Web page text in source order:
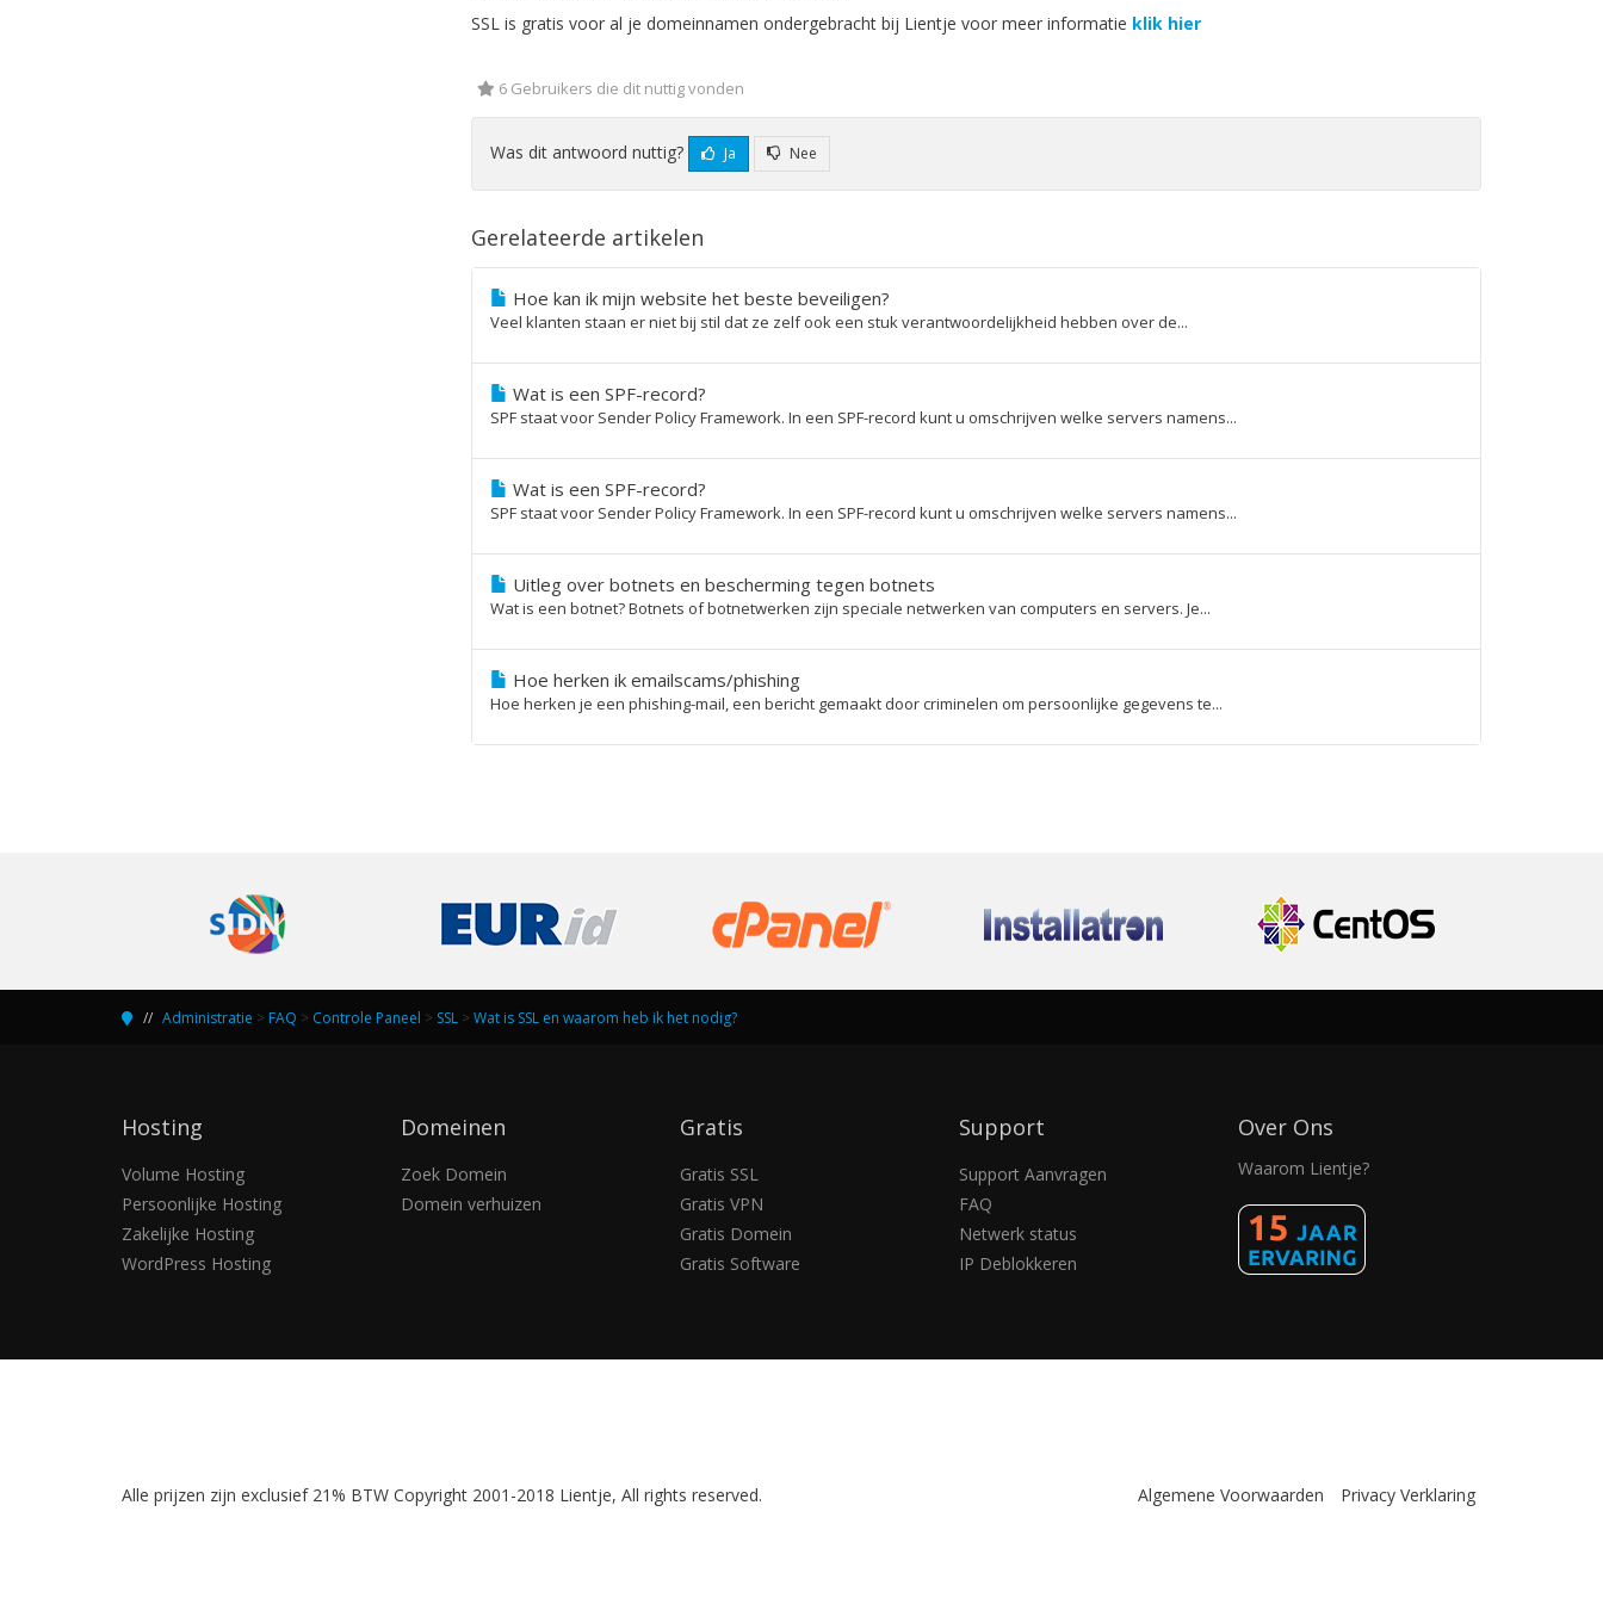
SSL is gratis voor al je domeinnamen ondergebracht bij Lientje voor meer informatie klik hier
6 Gebruikers die dit nuttig vonden
Was dit antwoord nuttig? Ja Nee
Gerelateerde artikelen
Hoe kan ik mijn website het beste beveiligen?
Veel klanten staan er niet bij stil dat ze zelf ook een stuk verantwoordelijkheid hebben over de...
Wat is een SPF-record?
SPF staat voor Sender Policy Framework. In een SPF-record kunt u omschrijven welke servers namens...
Wat is een SPF-record?
SPF staat voor Sender Policy Framework. In een SPF-record kunt u omschrijven welke servers namens...
Uitleg over botnets en bescherming tegen botnets
Wat is een botnet? Botnets of botnetwerken zijn speciale netwerken van computers en servers. Je...
Hoe herken ik emailscams/phishing
Hoe herken je een phishing-mail, een bericht gemaakt door criminelen om persoonlijke gegevens te...
Administratie > FAQ > Controle Paneel > SSL > Wat is SSL en waarom heb ik het nodig?
Hosting
Volume Hosting
Persoonlijke Hosting
Zakelijke Hosting
WordPress Hosting
Domeinen
Zoek Domein
Domein verhuizen
Gratis
Gratis SSL
Gratis VPN
Gratis Domein
Gratis Software
Support
Support Aanvragen
FAQ
Netwerk status
IP Deblokkeren
Over Ons
Waarom Lientje?
Alle prijzen zijn exclusief 21% BTW Copyright 2001-2018 Lientje, All rights reserved. Algemene Voorwaarden Privacy Verklaring